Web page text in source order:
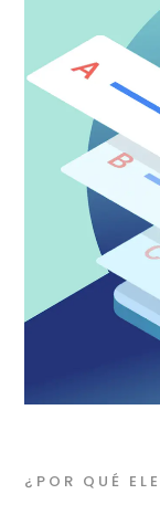
¿POR QUÉ